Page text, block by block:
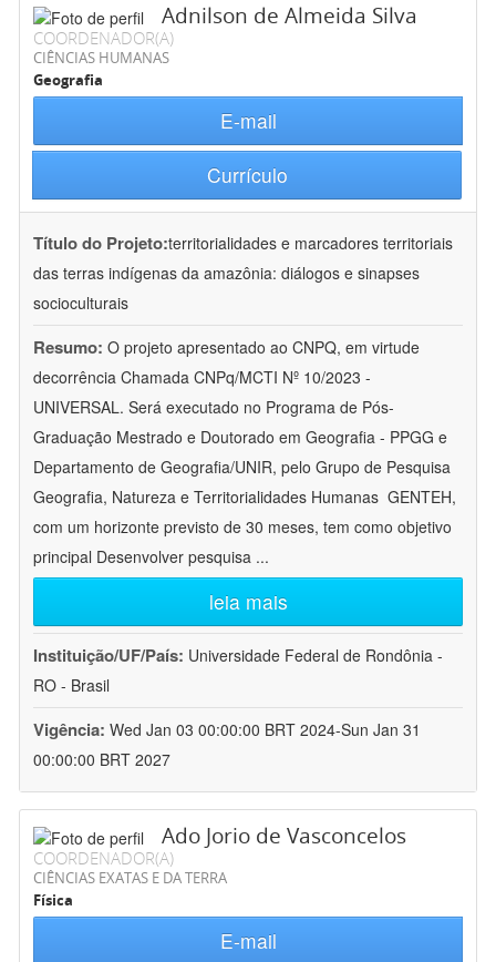
Adnilson de Almeida Silva
COORDENADOR(A)
CIÊNCIAS HUMANAS
Geografia
E-mail
Currículo
Título do Projeto:territorialidades e marcadores territoriais
das terras indígenas da amazônia: diálogos e sinapses
socioculturais
Resumo: O projeto apresentado ao CNPQ, em virtude
decorrência Chamada CNPq/MCTI Nº 10/2023 -
UNIVERSAL. Será executado no Programa de Pós-
Graduação Mestrado e Doutorado em Geografia - PPGG e
Departamento de Geografia/UNIR, pelo Grupo de Pesquisa
Geografia, Natureza e Territorialidades Humanas  GENTEH,
com um horizonte previsto de 30 meses, tem como objetivo
principal Desenvolver pesquisa ...
leia mais
Instituição/UF/País: Universidade Federal de Rondônia -
RO - Brasil
Vigência: Wed Jan 03 00:00:00 BRT 2024-Sun Jan 31
00:00:00 BRT 2027
Ado Jorio de Vasconcelos
COORDENADOR(A)
CIÊNCIAS EXATAS E DA TERRA
Física
E-mail